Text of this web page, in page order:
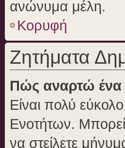
ανώνυμα μέλη.
Κορυφή
Ζητήματα
Πώς αναρτώ ένα
Είναι πολύ
Ενοτήτων.
να στείλετε